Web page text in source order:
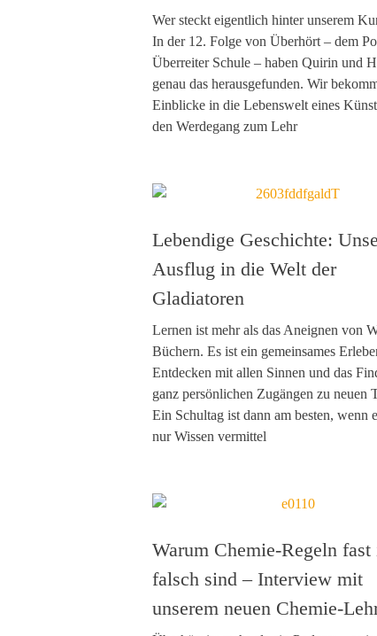
Wer steckt eigentlich hinter unserem
In der 12. Folge von Überhört – dem
Überreiter Schule – haben Quirin und
genau das herausgefunden. Wir
Einblicke in die Lebenswelt eines
den Werdegang zum Lehr
Lebendige Geschichte:
Ausflug in die Welt der
Gladiatoren
Lernen ist mehr als das Aneignen von
Büchern. Es ist ein gemeinsames
Entdecken mit allen Sinnen und das
ganz persönlichen Zugängen zu neuen
Ein Schultag ist dann am besten, wenn
nur Wissen vermittel
Warum Chemie-Regeln
falsch sind – Interview mit
unserem neuen Chemie-